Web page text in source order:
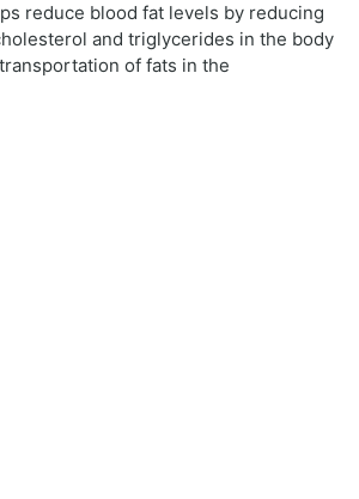
reduce blood fat levels by reducing
and triglycerides in the body
of fats in the